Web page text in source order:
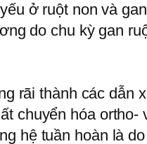
ở ruột non và
do chu kỳ gan
rãi thành các dẫn
chuyển hóa
hệ tuần hoàn là